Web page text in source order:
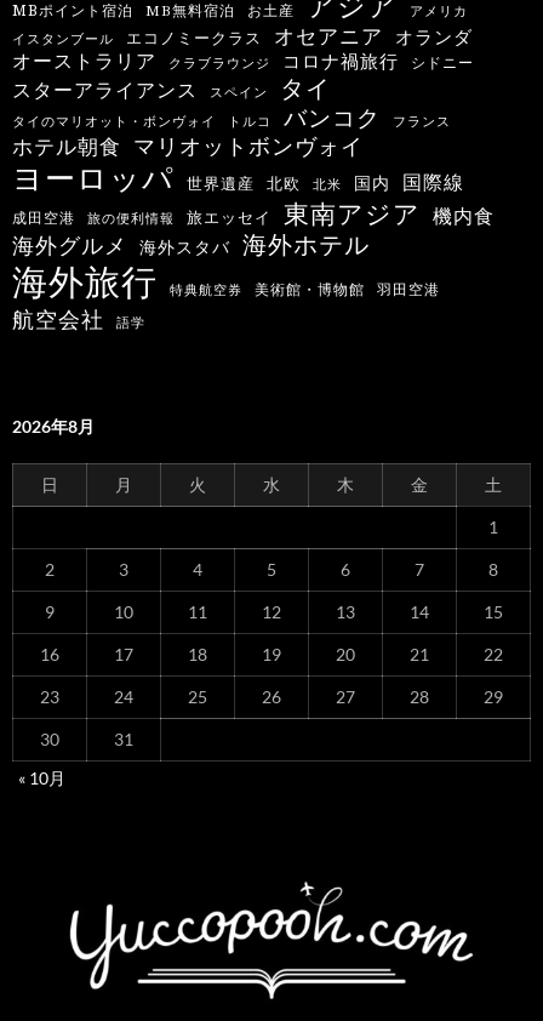
MBポイント宿泊 MB無料宿泊 お土産 アメリカ
イスタンブール エコノミークラス オセアニア オランダ
オーストラリア クラブラウンジ コロナ禍旅行 シドニー
スターアライアンス スペイン タイ
タイのマリオット・ボンヴォイ トルコ バンコク フランス
ホテル朝食 マリオットボンヴォイ
ヨーロッパ 世界遺産 北欧 北米 国内 国際線
成田空港 旅の便利情報 旅エッセイ 東南アジア 機内食
海外グルメ 海外スタバ 海外ホテル
海外旅行 特典航空券 美術館・博物館 羽田空港
航空会社 語学
2026年8月
日 月 火 水 木 金 土
1
2 3 4 5 6 7 8
9 10 11 12 13 14 15
16 17 18 19 20 21 22
23 24 25 26 27 28 29
30
31
« 10月